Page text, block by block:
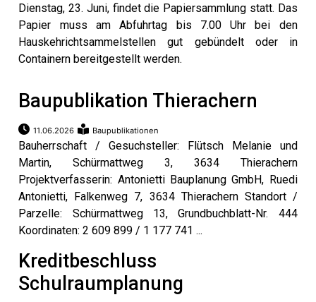
Dienstag, 23. Juni, findet die Papiersammlung statt. Das
Papier muss am Abfuhrtag bis 7.00 Uhr bei den
Hauskehrichtsammelstellen gut gebündelt oder in
Containern bereitgestellt werden.
Baupublikation Thierachern
11.06.2026 Baupublikationen
Bauherrschaft / Gesuchsteller: Flütsch Melanie und
Martin, Schürmattweg 3, 3634 Thierachern
Projektverfasserin: Antonietti Bauplanung GmbH, Ruedi
Antonietti, Falkenweg 7, 3634 Thierachern Standort /
Parzelle: Schürmattweg 13, Grundbuchblatt-Nr. 444
Koordinaten: 2 609 899 / 1 177 741 ...
Kreditbeschluss
Schulraumplanung